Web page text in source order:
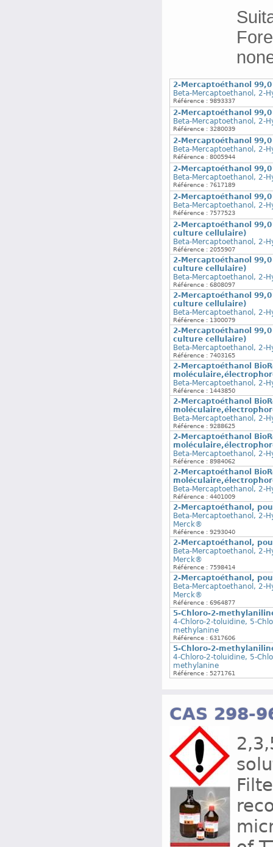
2-Mercaptoéthanol 99,0
Beta-Mercaptoethanol, 2-
Référence : 9893337
2-Mercaptoéthanol 99,0
Beta-Mercaptoethanol, 2-
Référence : 3280039
2-Mercaptoéthanol 99,0
Beta-Mercaptoethanol, 2-
Référence : 8005944
2-Mercaptoéthanol 99,0
Beta-Mercaptoethanol, 2-
Référence : 7617189
2-Mercaptoéthanol 99,0
Beta-Mercaptoethanol, 2-
Référence : 7577523
2-Mercaptoéthanol
culture cellulaire)
Beta-Mercaptoethanol, 2-
Référence : 2055907
2-Mercaptoéthanol
culture cellulaire)
Beta-Mercaptoethanol, 2-
Référence : 6808097
2-Mercaptoéthanol
culture cellulaire)
Beta-Mercaptoethanol, 2-
Référence : 1300079
2-Mercaptoéthanol
culture cellulaire)
Beta-Mercaptoethanol, 2-
Référence : 7403165
2-Mercaptoéthanol
Beta-Mercaptoethanol, 2-
Référence : 1443850
2-Mercaptoéthanol
Beta-Mercaptoethanol, 2-
Référence : 9288625
2-Mercaptoéthanol
Beta-Mercaptoethanol, 2-
Référence : 8984062
2-Mercaptoéthanol
Beta-Mercaptoethanol, 2-
Référence : 4401009
2-Mercaptoéthanol,
Beta-Mercaptoethanol, 2-
Merck®
Référence : 9293040
2-Mercaptoéthanol,
Beta-Mercaptoethanol, 2-
Merck®
Référence : 7598414
2-Mercaptoéthanol,
Beta-Mercaptoethanol, 2-
Merck®
Référence : 6964877
5-Chloro-2-
4-Chloro-2-toluidine, 5-
methylanine
Référence : 6317606
5-Chloro-2-
4-Chloro-2-toluidine, 5-
methylanine
Référence : 5271761
CAS 298-